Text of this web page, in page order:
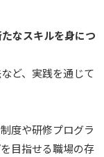
なスキルを身につ
・語学力・調理技
ど、実践を通じて
度や研修プログラ
目指せる職場の存